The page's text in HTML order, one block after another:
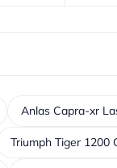
Anlas Capra-xr
Triumph Tiger 1200